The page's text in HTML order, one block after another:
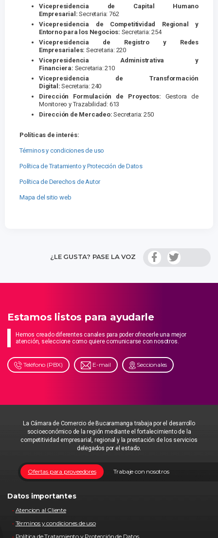
Vicepresidencia de Capital Humano
Empresarial: Secretaria: 762
Vicepresidencia de Competitividad Regional y
Entorno para los Negocios: Secretaria: 254
Vicepresidencia de Registro y Redes
Empresariales: Secretaria: 220
Vicepresidencia Administrativa y
Financiera: Secretaria: 210
Vicepresidencia de Transformación
Digital: Secretaria: 240
Dirección Formulación de Proyectos: Gestora de
Monitoreo y Trazabilidad: 613
Dirección de Mercadeo: Secretaria: 250
Políticas de interés:
Términos y condiciones de uso
Política de Tratamiento y Protección de Datos
Política de Derechos de Autor
Mapa del sitio web
¿LE GUSTA? PASE LA VOZ
Estamos listos para ayudarle
Hemos creado diferentes canales para poder ofrecerle una mejor
atención, seleccione como quiere comunicarse con nosotros.
Teléfono (PBX) E-mail Seccionales
La Cámara de Comercio de Bucaramanga trabaja por el desarrollo
socioeconómico de la región mediante el fortalecimiento de la
competitividad empresarial, regional y la prestación de los servicios
delegados por el estado.
Trabaje con nosotros
Ofertas para proveedores
Datos importantes
Atencion al Cliente
Términos y condiciones de uso
Política de Tratamiento y Protección de Datos